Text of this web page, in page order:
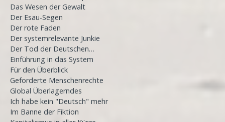
Das Wesen der Gewalt
Der Esau-Segen
Der rote Faden
Der systemrelevante Junkie
Der Tod der Deutschen…
Einführung in das System
Für den Überblick
Geforderte Menschenrechte
Global Überlagerndes
Ich habe kein "Deutsch" mehr
Im Banne der Fiktion